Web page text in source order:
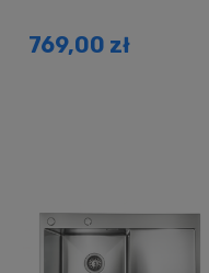
769,00 zł